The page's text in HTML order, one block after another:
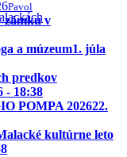
Pavol
zámku v
a múzeum1. júla
predkov
- 18:38
POMPA 202622.
kultúrne leto